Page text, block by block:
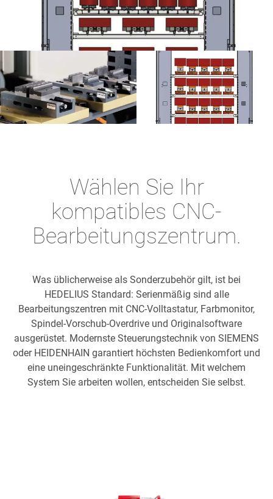
Wählen Sie Ihr
kompatibles CNC-
Bearbeitungszentrum.
Was üblicherweise als Sonderzubehör gilt, ist bei
HEDELIUS Standard: Serienmäßig sind alle
Bearbeitungszentren mit CNC-Volltastatur, Farbmonitor,
Spindel-Vorschub-Overdrive und Originalsoftware
ausgerüstet. Modernste Steuerungstechnik von SIEMENS
oder HEIDENHAIN garantiert höchsten Bedienkomfort und
eine uneingeschränkte Funktionalität. Mit welchem
System Sie arbeiten wollen, entscheiden Sie selbst.